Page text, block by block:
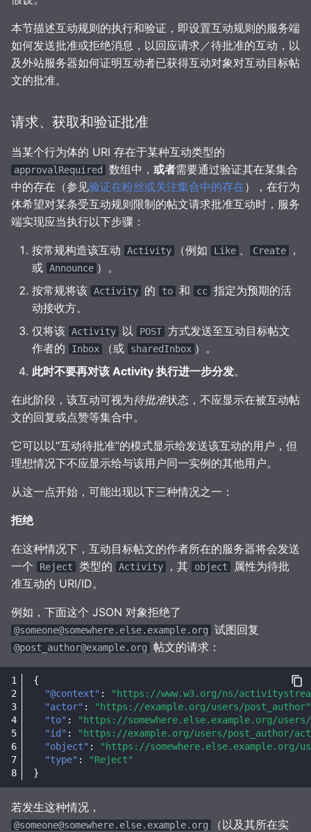
本节描述互动规则的执行和验证，即设置互动规则的服务端
如何发送批准或拒绝消息，以回应请求／待批准的互动，以
及外站服务器如何证明互动者已获得互动对象对互动目标帖
文的批准。
请求、获取和验证批准
当某个行为体的 URI 存在于某种互动类型的
approvalRequired 数组中， 或者需要通过验证其在某集合
中的存在（参见验证在粉丝或关注集合中的存在），在行为
体希望对某条受互动规则限制的帖文请求批准互动时，服务
端实现应当执行以下步骤：
按常规构造该互动 Activity （例如 Like Create
，
或 Announce ）。
按常规将该 Activity 的 to 和 cc 指定为预期的活
动接收方。
仅将该 Activity 以 POST 方式发送至互动目标帖文
作者的
Inbox （或 sharedInbox ）。
此时不要再对该 Activity 执行进一步分发。
在此阶段，该互动可视为待批准状态，不应显示在被互动帖
文的回复或点赞等集合中。
它可以以“互动待批准”的模式显示给发送该互动的用户，但
理想情况下不应显示给与该用户同一实例的其他用户。
从这一点开始，可能出现以下三种情况之一：
拒绝
在这种情况下，互动目标帖文的作者所在的服务器将会发送
一个
Reject 类型的 Activity ，其 object
属性为待批
准互动的 URI/ID。
例如，下面这个 JSON 对象拒绝了
@someone@somewhere.else.example.org 试图回复
@post_author@example.org 帖文的请求：
{
"@context" :
"https://www.w3.org/ns/
"actor" :
"https://example.org/users/post_author"
"to" :
"https://somewhere.else.example.org/users/
"id" :
"https://example.org/users/post_author/
"object" :
"https://somewhere.else.example.org/
"type" :
"Reject"
}
若发生这种情况，
@someone@somewhere.else.example.org
（以及其所在实